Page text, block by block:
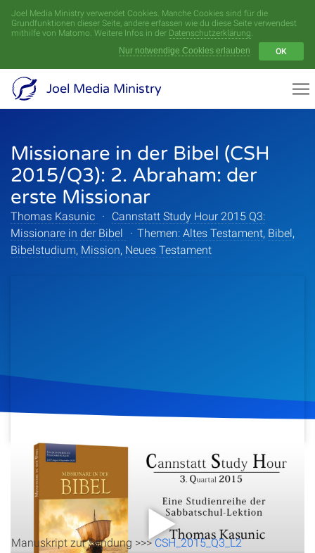
Joel Media Ministry verwendet Cookies. Manche Cookies sind für die
Grundfunktionen dieser Seite, andere erfassen wie du diese Seite verwendest
mithilfe von Matomo. Weitere Infos in der Datenschutzerklärung.
Nur notwendige Cookies erlauben
OK
Joel Media Ministry
Missionare in der Bibel (CSH
2015/Q3): 2. Abraham: der
erste Missionar
Thomas Kasunic ·
Cannstatt Study Hour 2015 Q3:
Missionare in der Bibel
· Themen: Altes Testament, Bibel,
Bibelstudium, Mission, Neues Testament
9. Juli 2015 Klicks Download
Manuskript zur Sendung >>>CSH_2015_Q3_L2
Menü
Videoarchiv
Serien
Sprecher
Themen
Über Uns
Kontakt
Spenden